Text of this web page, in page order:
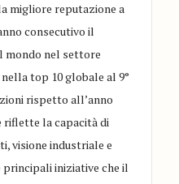
migliore reputazione a
consecutivo il
mondo nel settore
top 10 globale al 9°
rispetto all’anno
riflette la capacità di
visione industriale e
iniziative che il